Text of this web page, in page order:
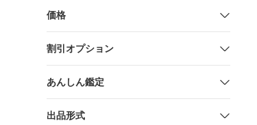
価格
割引オプション
あんしん鑑定
出品形式